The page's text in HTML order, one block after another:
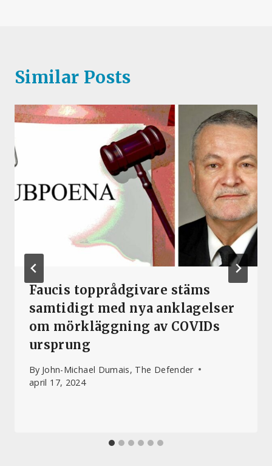
Similar Posts
Faucis topprådgivare stäms
samtidigt med nya anklagelser
om mörkläggning av COVIDs
ursprung
By John-Michael Dumais, The Defender
april 17, 2024